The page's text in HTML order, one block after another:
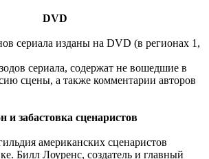
DVD
сериала изданы на DVD (в регионах 1,
сериала, содержат не вошедшие в
сцены, а также комментарии авторов
и забастовка сценаристов
американских сценаристов
Билл Лоуренс, создатель и главный